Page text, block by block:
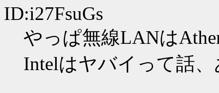
ID:i27FsuGs
やっぱ無線LANは
Intelはヤバイって話